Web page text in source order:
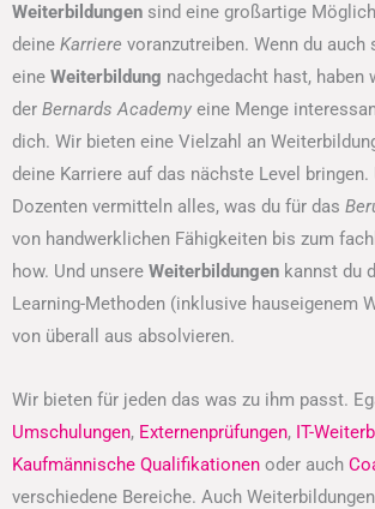
Weiterbildungen sind eine großartige
deine Karriere voranzutreiben. Wenn du auch
eine Weiterbildung nachgedacht hast, haben
der Bernards Academy eine Menge
dich. Wir bieten eine Vielzahl an
deine Karriere auf das nächste Level bringen.
Dozenten vermitteln alles, was du für das
von handwerklichen Fähigkeiten bis zum
how. Und unsere Weiterbildungen kannst du
Learning-Methoden (inklusive hauseigenem
von überall aus absolvieren.
Wir bieten für jeden das was zu ihm passt.
Umschulungen, Externenprüfungen, IT-
Kaufmännische Qualifikationen oder auch
verschiedene Bereiche. Auch